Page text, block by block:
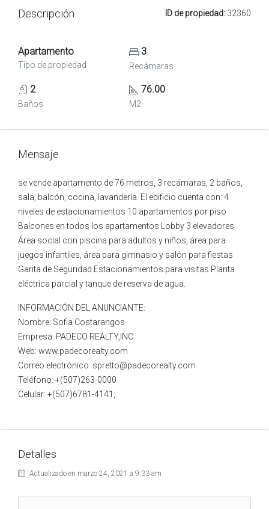
Descripción ID de propiedad: 32360
Apartamento
Tipo de propiedad
3
Recámaras
2
Baños
76.00
M2
Mensaje
se vende apartamento de 76 metros, 3 recámaras, 2 baños,
sala, balcón, cocina, lavandería. El edificio cuenta con: 4
niveles de estacionamientos 10 apartamentos por piso
Balcones en todos los apartamentos Lobby 3 elevadores
Área social con piscina para adultos y niños, área para
juegos infantiles, área para gimnasio y salón para fiestas
Garita de Seguridad Estacionamientos para visitas Planta
eléctrica parcial y tanque de reserva de agua.
INFORMACIÓN DEL ANUNCIANTE:
Nombre: Sofia Costarangos
Empresa: PADECO REALTY,INC
Web: www.padecorealty.com
Correo electrónico: spretto@padecorealty.com
Teléfono: +(507)263-0000
Celular: +(507)6781-4141,
Detalles
Actualizado en marzo 24, 2021 a 9:33 am